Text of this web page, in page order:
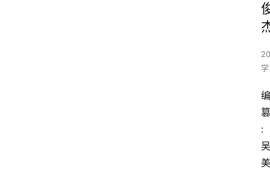
编
篡
:
吴
美